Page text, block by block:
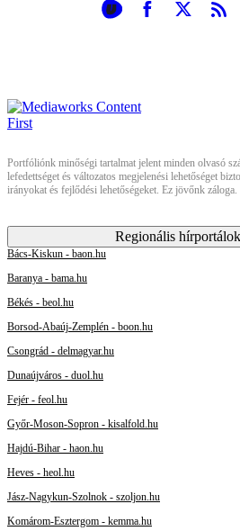
Portfóliónk minőségi tartalmat jelent minden olvasó
lefedettséget és változatos megjelenési lehetőséget
irányokat és fejlődési lehetőségeket. Ez jövőnk záloga.
Regionális hírportálok
Bács-Kiskun - baon.hu
Baranya - bama.hu
Békés - beol.hu
Borsod-Abaúj-Zemplén - boon.hu
Csongrád - delmagyar.hu
Dunaújváros - duol.hu
Fejér - feol.hu
Győr-Moson-Sopron - kisalfold.hu
Hajdú-Bihar - haon.hu
Heves - heol.hu
Jász-Nagykun-Szolnok - szoljon.hu
Komárom-Esztergom - kemma.hu